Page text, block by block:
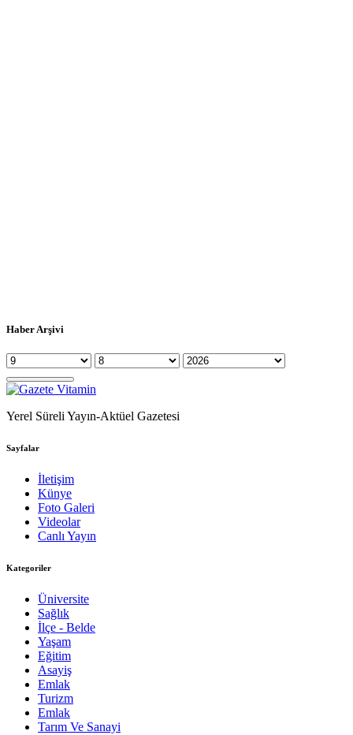
Haber Arşivi
Yerel Süreli Yayın-Aktüel Gazetesi
Sayfalar
İletişim
Künye
Foto Galeri
Videolar
Canlı Yayın
Kategoriler
Üniversite
Sağlık
İlçe - Belde
Yaşam
Eğitim
Asayiş
Emlak
Turizm
Emlak
Tarım Ve Sanayi